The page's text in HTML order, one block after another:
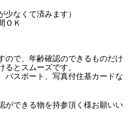
少なくて済みます）
ＯＫ
ので、年齢確認のできるものだけ
るとスムーズです。
パスポート、写真付住基カードな
ができる物を持参頂く様お願いい